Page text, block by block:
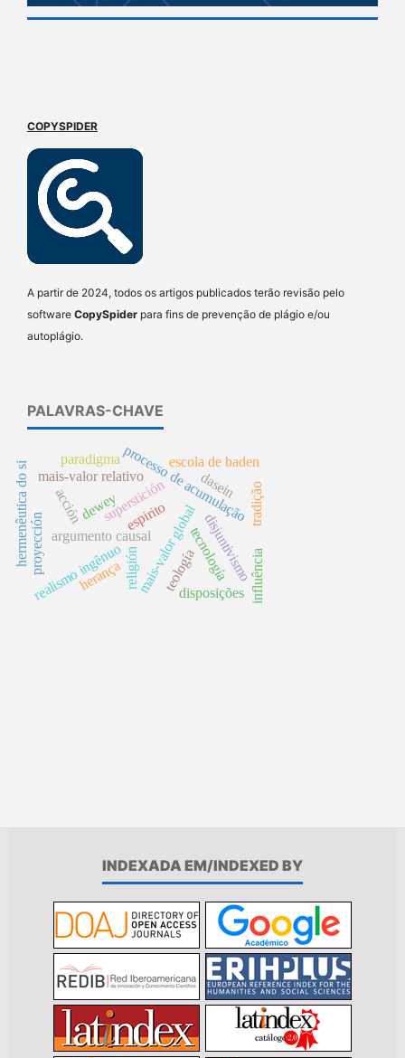
COPYSPIDER
A partir de 2024, todos os artigos publicados terão revisão pelo
software CopySpider para fins de prevenção de plágio e/ou
autoplágio.
PALAVRAS-CHAVE
argumento causal
superstición
proyección
processo de acumulação
mais-valor global
mais-valor relativo
disjuntivismo
religión
realismo ingênuo tecnología
dewey
teología
espirito
influência
escola de baden
dasein
herança
tradição
hermenêutica do si
disposições
acción
paradigma
INDEXADA EM/INDEXED BY